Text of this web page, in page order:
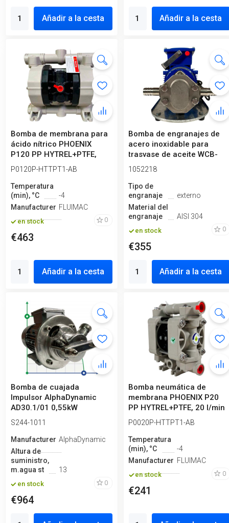
Añadir a la cesta Añadir a la cesta
Bomba de membrana para
ácido nítrico PHOENIX
P120 PP HYTREL+PTFE,
120 l/min
P0120P-HTTPT1-AB
Temperatura
(min), °C
-4
ManufactureroFLUIMAC
en stock 0
€463
Añadir a la cesta
Bomba de engranajes de
acero inoxidable para
trasvase de aceite WCB-
50/220V 5...
1052218
Tipo de
engranaje
externo
Material del
engranaje
AISI 304
en stock 0
€355
Añadir a la cesta
Bomba de cuajada
Impulsor AlphaDynamic
AD30.1/01 0,55kW
S244-1011
ManufactureroAlphaDynamic
Altura de
suministro,
m.agua st
13
en stock 0
€964
Bomba neumática de
membrana PHOENIX P20
PP HYTREL+PTFE, 20 l/min
para ácido
P0020P-HTTPT1-AB
Temperatura
(min), °C
-4
ManufactureroFLUIMAC
en stock 0
€241